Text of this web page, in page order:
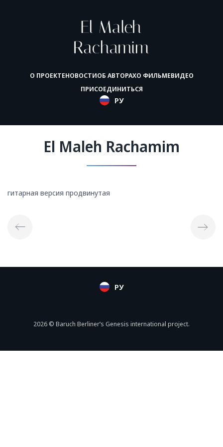
О ПРОЕКТЕНОВОСТИОБ АВТОРАХО ФИЛЬМЕВИДЕО
ПРИСОЕДИНИТЬСЯ
РУ
El Maleh Rachamim
гитарная версия продвинутая
РУ
2026 © Baruch Berliner’s Genesis international project.